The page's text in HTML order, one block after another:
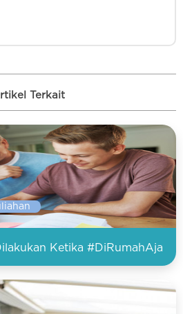
Terkait
Ketika #DiRumahAja